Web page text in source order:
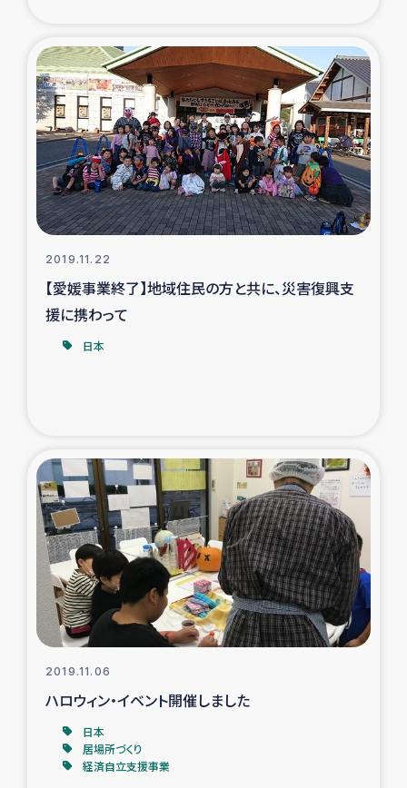
2019.11.22
【愛媛事業終了】地域住民の方と共に、災害復興支
援に携わって
日本
2019.11.06
ハロウィン・イベント開催しました
日本
居場所づくり
経済自立支援事業